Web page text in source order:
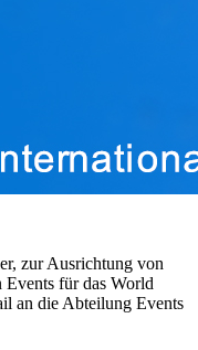
zur Ausrichtung von
Events für das World
an die Abteilung Events